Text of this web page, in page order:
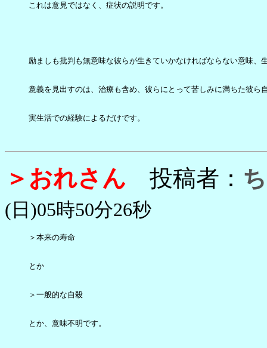
これは意見ではなく、症状の説明です。
励ましも批判も無意味な彼らが生きていかなければならない意味、
意義を見出すのは、治療も含め、彼らにとって苦しみに満ちた彼ら
実生活での経験によるだけです。
＞おれさん 投稿者：
(日)05時50分26秒
＞本来の寿命
とか
＞一般的な自殺
とか、意味不明です。